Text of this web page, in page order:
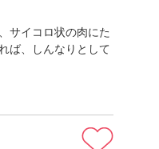
サイコロ状の肉にた
ば、しんなりとして